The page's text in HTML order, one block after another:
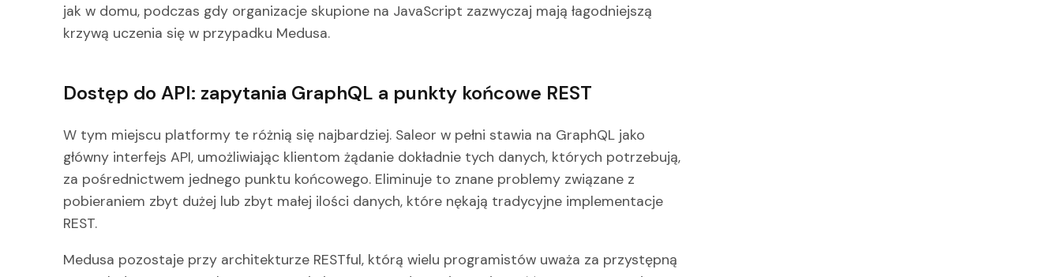
jak w domu, podczas gdy organizacje skupione na JavaScript zazwyczaj mają łagodniejszą
krzywą uczenia się w przypadku Medusa.
Dostęp do API: zapytania GraphQL a punkty końcowe REST
W tym miejscu platformy te różnią się najbardziej. Saleor w pełni stawia na GraphQL jako
główny interfejs API, umożliwiając klientom żądanie dokładnie tych danych, których potrzebują,
za pośrednictwem jednego punktu końcowego. Eliminuje to znane problemy związane z
pobieraniem zbyt dużej lub zbyt małej ilości danych, które nękają tradycyjne implementacje
REST.
Medusa pozostaje przy architekturze RESTful, którą wielu programistów uważa za przystępną